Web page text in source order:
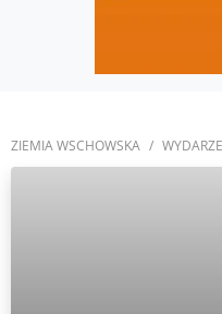
ZIEMIA WSCHOWSKA